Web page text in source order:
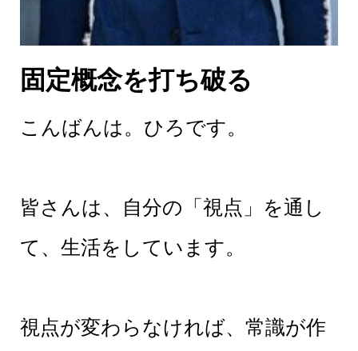
固定概念を打ち破る
こんばんは。ひろです。
皆さんは、自分の「視点」を通し
て、生活をしています。
視点が変わらなければ、常識が作